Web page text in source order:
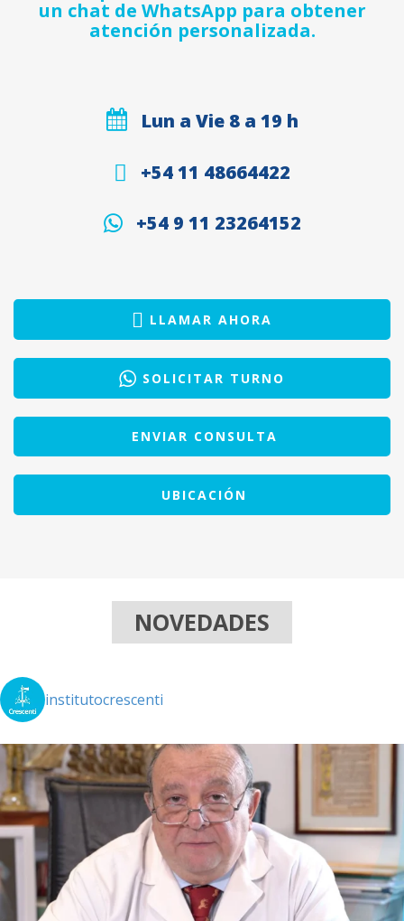
un chat de WhatsApp para obtener
atención personalizada.
Lun a Vie 8 a 19 h
+54 11 48664422
+54 9 11 23264152
LLAMAR AHORA
SOLICITAR TURNO
ENVIAR CONSULTA
UBICACIÓN
NOVEDADES
institutocrescenti